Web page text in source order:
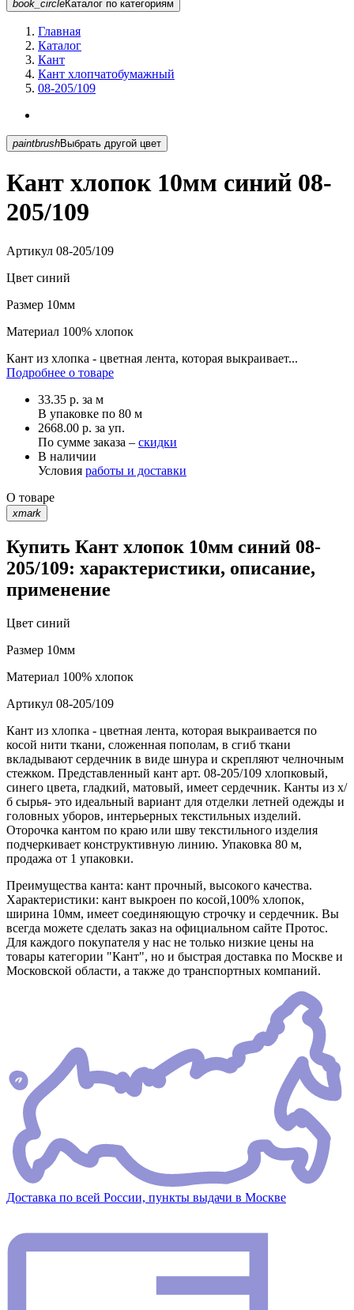
book_circleКаталог по категориям
Главная
Каталог
Кант
Кант хлопчатобумажный
08-205/109
paintbrush Выбрать другой цвет
Кант хлопок 10мм синий 08-
205/109
Артикул 08-205/109
Цвет синий
Размер 10мм
Материал 100% хлопок
Кант из хлопка - цветная лента, которая выкраивает...
Подробнее о товаре
33.35 р. за м
В упаковке по 80 м
2668.00 р. за уп.
По сумме заказа – скидки
В наличии
Условия работы и доставки
О товаре
xmark
Купить Кант хлопок 10мм синий 08-
205/109: характеристики, описание,
применение
Цвет синий
Размер 10мм
Материал 100% хлопок
Артикул 08-205/109
Кант из хлопка - цветная лента, которая выкраивается по
косой нити ткани, сложенная пополам, в сгиб ткани
вкладывают сердечник в виде шнура и скрепляют челночным
стежком. Представленный кант арт. 08-205/109 хлопковый,
синего цвета, гладкий, матовый, имеет сердечник. Канты из х/
б сырья- это идеальный вариант для отделки летней одежды и
головных уборов, интерьерных текстильных изделий.
Оторочка кантом по краю или шву текстильного изделия
подчеркивает конструктивную линию. Упаковка 80 м,
продажа от 1 упаковки.
Преимущества канта: кант прочный, высокого качества.
Характеристики: кант выкроен по косой,100% хлопок,
ширина 10мм, имеет соединяющую строчку и сердечник. Вы
всегда можете сделать заказ на официальном сайте Протос.
Для каждого покупателя у нас не только низкие цены на
товары категории "Кант", но и быстрая доставка по Москве и
Московской области, а также до транспортных компаний.
Доставка по всей России, пункты выдачи в Москве